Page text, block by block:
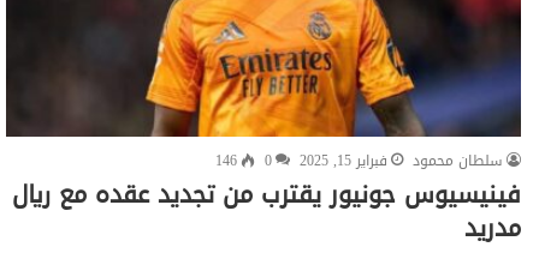
سلطان محمود فبراير 15, 2025 0
146
فينيسيوس جونيور يقترب من تجديد عقده مع ريال
مدريد